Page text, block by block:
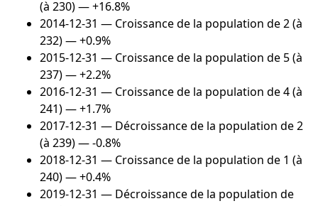
(à 230) — +16.8%
2014-12-31 — Croissance de la population de 2 (à
232) — +0.9%
2015-12-31 — Croissance de la population de 5 (à
237) — +2.2%
2016-12-31 — Croissance de la population de 4 (à
241) — +1.7%
2017-12-31 — Décroissance de la population de 2
(à 239) — -0.8%
2018-12-31 — Croissance de la population de 1 (à
240) — +0.4%
2019-12-31 — Décroissance de la population de